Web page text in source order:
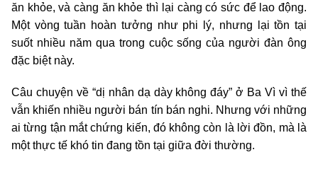
ăn khỏe, và càng ăn khỏe thì lại càng có sức để lao động.
Một vòng tuần hoàn tưởng như phi lý, nhưng lại tồn tại
suốt nhiều năm qua trong cuộc sống của người đàn ông
đặc biệt này.
Câu chuyện về “dị nhân dạ dày không đáy” ở Ba Vì vì thế
vẫn khiến nhiều người bán tín bán nghi. Nhưng với những
ai từng tận mắt chứng kiến, đó không còn là lời đồn, mà là
một thực tế khó tin đang tồn tại giữa đời thường.